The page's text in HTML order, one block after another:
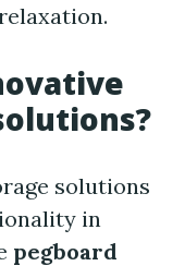
solutions
in
pegboard